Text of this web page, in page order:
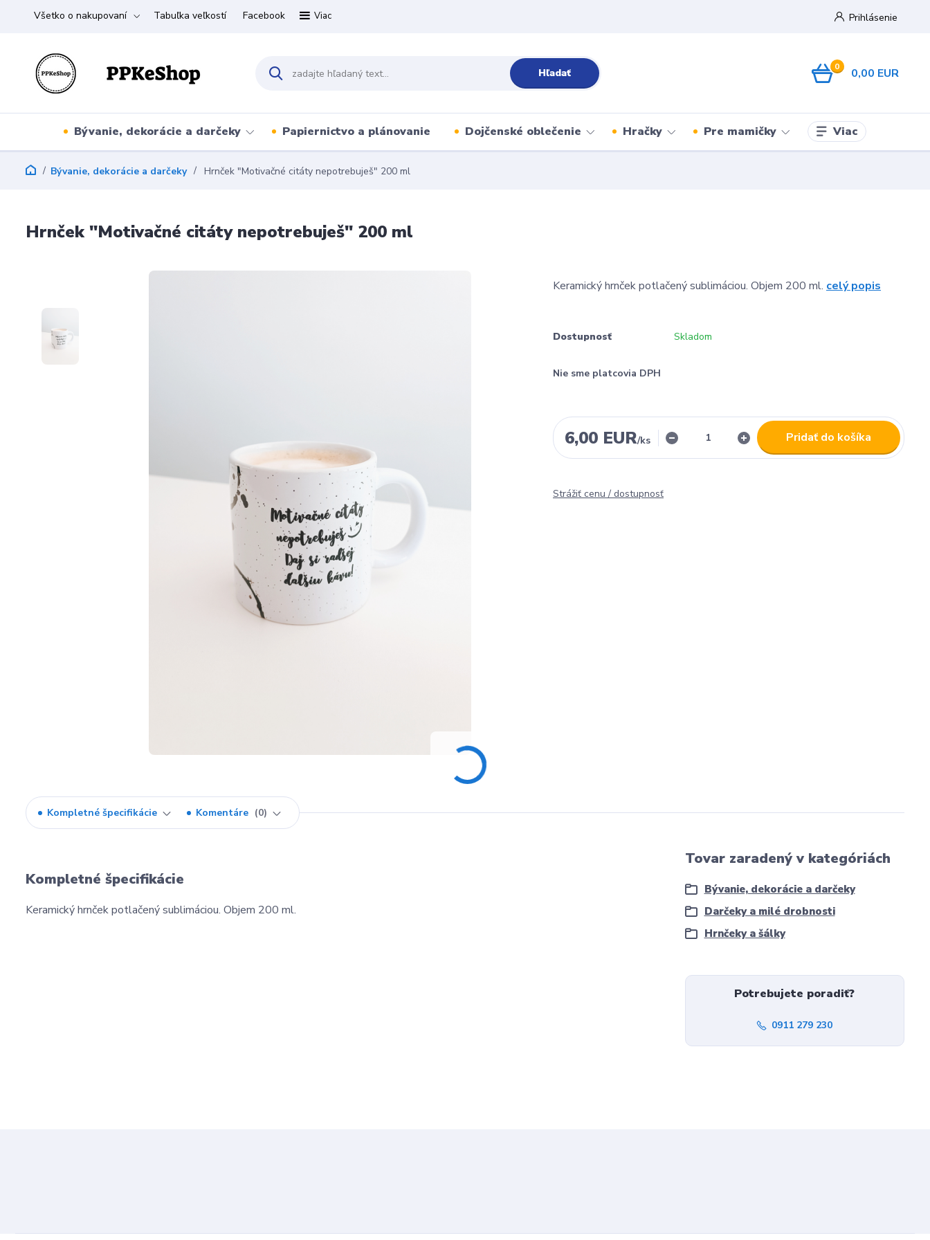
Všetko o nakupovaní Tabuľka veľkostí Facebook Viac Prihlásenie
Hľadať 0 0,00 EUR
Bývanie, dekorácie a darčeky Papiernictvo a plánovanie Dojčenské oblečenie Hračky Pre mamičky Viac
Bývanie, dekorácie a darčeky Hrnček "Motivačné citáty nepotrebuješ" 200 ml
Hrnček "Motivačné citáty nepotrebuješ" 200 ml
Keramický hrnček potlačený sublimáciou. Objem 200 ml. celý popis
Dostupnosť Skladom
Nie sme platcovia DPH
6,00 EUR/ks Pridať do košíka
Strážiť cenu / dostupnosť
Kompletné špecifikácie Komentáre 0
Kompletné špecifikácie
Keramický hrnček potlačený sublimáciou. Objem 200 ml.
Tovar zaradený v kategóriách
Bývanie, dekorácie a darčeky
Darčeky a milé drobnosti
Hrnčeky a šálky
Potrebujete poradiť?
0911 279 230